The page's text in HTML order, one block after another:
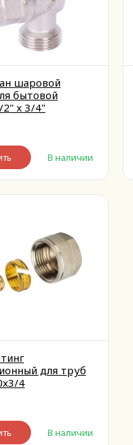
шаровой
бытовой
2" х 3/4"
В наличии
для труб
4
В наличии